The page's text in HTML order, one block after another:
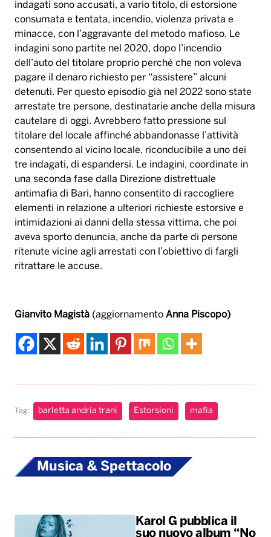
indagati sono accusati, a vario titolo, di estorsione
consumata e tentata, incendio, violenza privata e
minacce, con l’aggravante del metodo mafioso. Le
indagini sono partite nel 2020, dopo l’incendio
dell’auto del titolare proprio perché che non voleva
pagare il denaro richiesto per “assistere” alcuni
detenuti. Per questo episodio già nel 2022 sono state
arrestate tre persone, destinatarie anche della misura
cautelare di oggi. Avrebbero fatto pressione sul
titolare del locale affinché abbandonasse l’attività
consentendo al vicino locale, riconducibile a uno dei
tre indagati, di espandersi. Le indagini, coordinate in
una seconda fase dalla Direzione distrettuale
antimafia di Bari, hanno consentito di raccogliere
elementi in relazione a ulteriori richieste estorsive e
intimidazioni ai danni della stessa vittima, che poi
aveva sporto denuncia, anche da parte di persone
ritenute vicine agli arrestati con l’obiettivo di fargli
ritrattare le accuse.
Gianvito Magistà (aggiornamento Anna Piscopo)
Tag: barletta andria trani Estorsioni mafia
Musica & Spettacolo
Karol G pubblica il
suo nuovo album “No